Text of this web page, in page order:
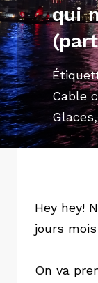
qui
Cable
Glaces,
Hey hey!
jours
On va